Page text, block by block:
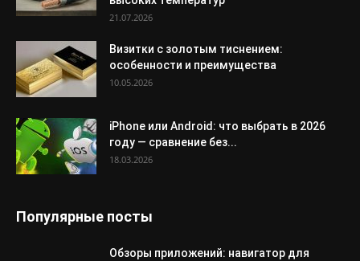
21.07.2026
Визитки с золотым тиснением:
особенности и преимущества
10.05.2026
iPhone или Android: что выбрать в 2026
году — сравнение без...
18.03.2026
Популярные посты
Обзоры приложений: навигатор для